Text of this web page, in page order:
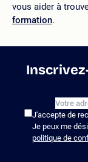
vous aider à
formation.
J'accepte de
Je peux me
politique de